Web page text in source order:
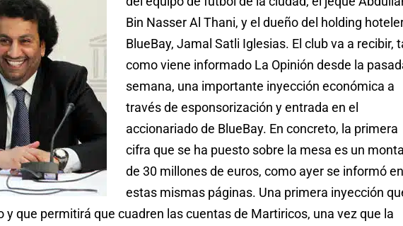
Bin Nasser Al Thani, y el dueño del holding
BlueBay, Jamal Satli Iglesias. El club va a recibir,
como viene informado La Opinión desde la
semana, una importante inyección económica a
través de esponsorización y entrada en el
accionariado de BlueBay. En concreto, la primera
cifra que se ha puesto sobre la mesa es un
de 30 millones de euros, como ayer se informó en
estas mismas páginas. Una primera inyección
y que permitirá que cuadren las cuentas de Martiricos, una vez que la